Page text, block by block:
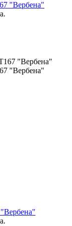
"Вербена"
"Вербена"